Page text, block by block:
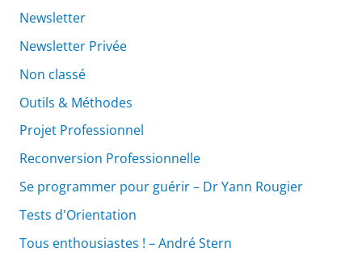
Newsletter
Newsletter Privée
Non classé
Outils & Méthodes
Projet Professionnel
Reconversion Professionnelle
Se programmer pour guérir – Dr Yann Rougier
Tests d'Orientation
Tous enthousiastes ! – André Stern